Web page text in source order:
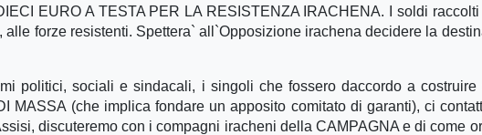
EURO A TESTA PER LA RESISTENZA IRACHENA. I soldi
alle forze resistenti. Spettera` all`Opposizione irachena decidere la
politici, sociali e sindacali, i singoli che fossero daccordo a costruire
MASSA (che implica fondare un apposito comitato di garanti), ci
discuteremo con i compagni iracheni della CAMPAGNA e di come